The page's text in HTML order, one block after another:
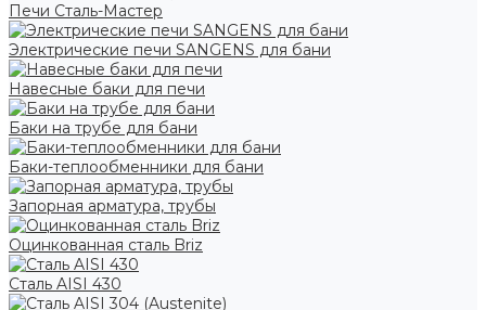
Печи Сталь-Мастер
Электрические печи SANGENS для бани
Навесные баки для печи
Баки на трубе для бани
Баки-теплообменники для бани
Запорная арматура, трубы
Оцинкованная сталь Briz
Сталь AISI 430